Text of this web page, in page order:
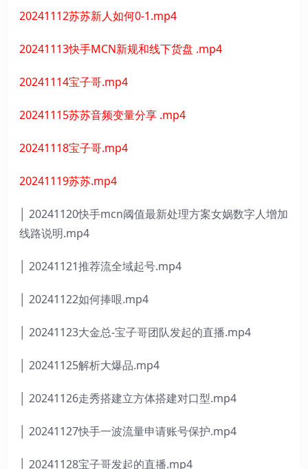
20241112苏苏新人如何0-1.mp4
20241113快手MCN新规和线下货盘 .mp4
20241114宝子哥.mp4
20241115苏苏音频变量分享 .mp4
20241118宝子哥.mp4
20241119苏苏.mp4
│ 20241120快手mcn阈值最新处理方案女娲数字人增加
线路说明.mp4
│ 20241121推荐流全域起号.mp4
│ 20241122如何捧哏.mp4
│ 20241123大金总-宝子哥团队发起的直播.mp4
│ 20241125解析大爆品.mp4
│ 20241126走秀搭建立方体搭建对口型.mp4
│ 20241127快手一波流量申请账号保护.mp4
│ 20241128宝子哥发起的直播.mp4